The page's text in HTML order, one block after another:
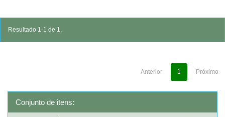
Resultado 1-1 de 1.
Anterior 1 Próximo
Conjunto de itens: